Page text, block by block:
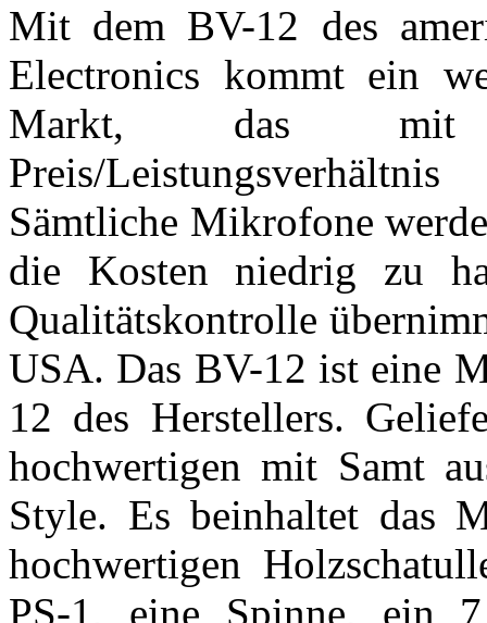
Mit dem BV-12 des
Electronics kommt ein
Markt, das mit
Preis/
Sämtliche Mikrofone
die Kosten niedrig zu
Qualitätskontrolle
USA. Das BV-12 ist eine
12 des Herstellers.
hochwertigen mit Samt
Style. Es beinhaltet das
hochwertigen
PS-1, eine Spinne, ein